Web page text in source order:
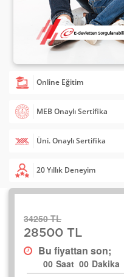
20 Yıllık Deneyim
Üni. Onaylı Sertifika
MEB Onaylı Sertifika
Online Eğitim
34250 TL
28500 TL
Bu fiyattan son;
00 Saat 00 Dakika